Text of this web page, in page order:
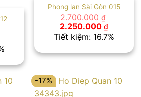
tại
₫.
Phong lan Sài Gòn 015
2.700.000₫
Giá
gốc
là:
2.250.000 ₫Giá
hiện
tại
Tiết kiệm: 16.7%
-17%